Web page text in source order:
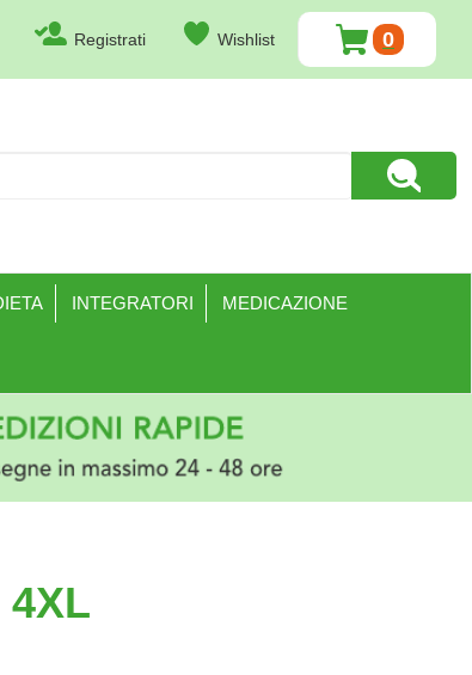
Registrati Wishlist 0
ARTICOLI
INSERITI
Cerca
INTEGRATORI MEDICAZIONE
4XL